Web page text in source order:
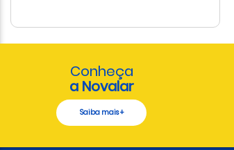
Conheça
a Novalar
Saiba mais +